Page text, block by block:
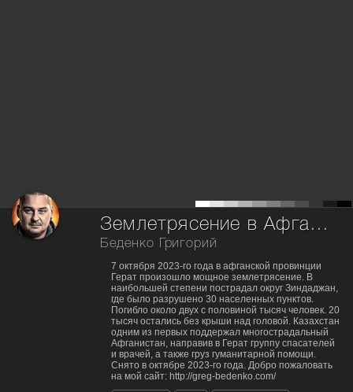
Землетрясение в Афганистане (часть 2)
Беденко Григорий
7 октября 2023-го года в афганской провинции
Герат произошло мощное землетрясение. В
наибольшей степени пострадал округ Зиндаджан,
где было разрушено 30 населенных пунктов.
Погибло около двух с половиной тысяч человек. 20
тысяч остались без крыши над головой. Казахстан
одним из первых поддержал многострадальный
Афганистан, направив в Герат группу спасателей
и врачей, а также груз гуманитарной помощи.
Снято в октябре 2023-го года. Добро пожаловать
на мой сайт: http://greg-bedenko.com/